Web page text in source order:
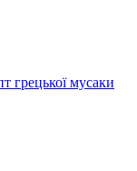
грецької мусаки